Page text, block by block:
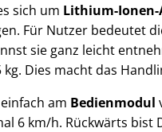
sich um Lithium-
Für Nutzer bedeutet
sie ganz leicht
Dies macht das
am Bedienmodul
6 km/h. Rückwärts